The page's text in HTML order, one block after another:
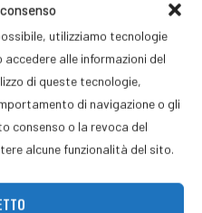
utilizziamo tecnologie
alle informazioni del
di queste tecnologie,
di navigazione o gli
consenso o la revoca del
alcune funzionalità del sito.
“Sport Illumina